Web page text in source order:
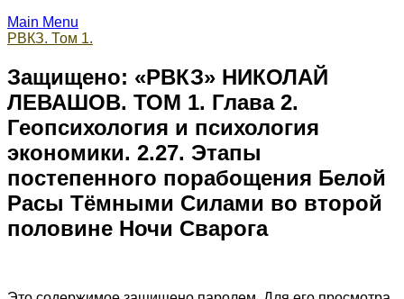
Main Menu
РВКЗ. Том 1.
Защищено: «РВКЗ» НИКОЛАЙ
ЛЕВАШОВ. ТОМ 1. Глава 2.
Геопсихология и психология
экономики. 2.27. Этапы
постепенного порабощения Белой
Расы Тёмными Силами во второй
половине Ночи Сварога